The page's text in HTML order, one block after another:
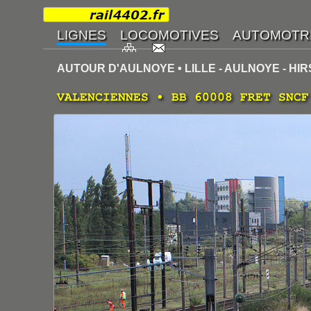
AUTOUR D'AULNOYE • LILLE - AULNOYE -
VALENCIENNES • BB 60008 FRET SNCF